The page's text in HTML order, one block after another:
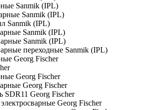
Sanmik (IPL)
Sanmik (IPL)
Sanmik (IPL)
Sanmik (IPL)
Sanmik (IPL)
переходные Sanmik (IPL)
Georg Fischer
Georg Fischer
Georg Fischer
Georg Fischer
Georg Fischer